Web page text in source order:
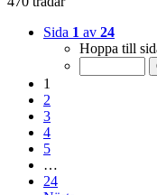
Sida 1 av 24
Hoppa till
1
2
3
4
5
…
24